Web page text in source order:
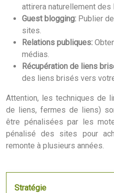
attirera naturellement des
Guest blogging: Publier
sites.
Relations publiques:
médias.
Récupération de liens
des liens brisés vers
Attention, les techniques de
de liens, fermes de liens)
être pénalisées par les
pénalisé des sites pour
remonte à plusieurs années.
Stratégie